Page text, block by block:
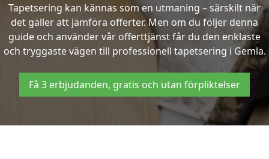
Tapetsering kan kännas som en utmaning – särskilt när
det gäller att jämföra offerter. Men om du följer denna
guide och använder vår offerttjänst får du den enklaste
och tryggaste vägen till professionell tapetsering i Gemla.
Få 3 erbjudanden, gratis och utan förpliktelser